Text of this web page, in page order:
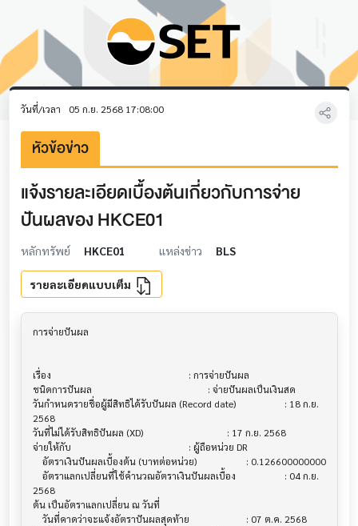
วันที่/เวลา 05 ก.ย. 2568 17:08:00
หัวข้อข่าว
แจ้งรายละเอียดเบื้องต้นเกี่ยวกับการจ่าย
ปันผลของ HKCE01
หลักทรัพย์ HKCE01 แหล่งข่าว BLS
รายละเอียดแบบเต็ม
การจ่ายปันผล
เรื่อง                                  			 : การจ่ายปันผล
ชนิดการปันผล                           			 : จ่ายปันผลเป็นเงินสด
วันกำหนดรายชื่อผู้มีสิทธิได้รับปันผล (Record date)			 : 18 ก.ย.
2568
วันที่ไม่ได้รับสิทธิปันผล (XD)              			 : 17 ก.ย. 2568
จ่ายให้กับ                              			 : ผู้ถือหน่วย DR
2568
ต้น เป็นอัตราแลกเปลี่ยน ณ วันที่